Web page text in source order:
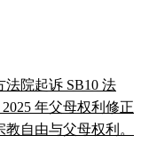
院起诉 SB10 法
年父母权利修正
自由与父母权利。